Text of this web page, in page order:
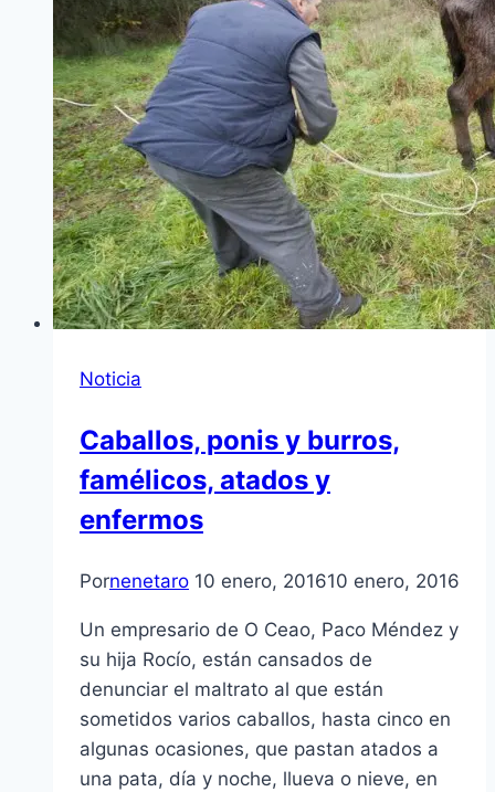
Noticia
Caballos, ponis y burros,
famélicos, atados y
enfermos
Pornenetaro 10 enero, 201610 enero, 2016
Un empresario de O Ceao, Paco Méndez y
su hija Rocío, están cansados de
denunciar el maltrato al que están
sometidos varios caballos, hasta cinco en
algunas ocasiones, que pastan atados a
una pata, día y noche, llueva o nieve, en